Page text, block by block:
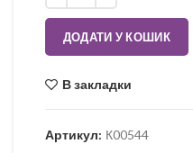
ДОДАТИ У КОШИК
В закладки
Артикул: К00544